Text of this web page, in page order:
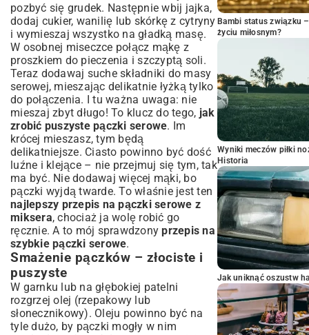
pozbyć się grudek. Następnie wbij jajka,
dodaj cukier, wanilię lub skórkę z cytryny
i wymieszaj wszystko na gładką masę.
W osobnej miseczce połącz mąkę z
proszkiem do pieczenia i szczyptą soli.
Teraz dodawaj suche składniki do masy
serowej, mieszając delikatnie łyżką tylko
do połączenia. I tu ważna uwaga: nie
mieszaj zbyt długo! To klucz do tego, jak
zrobić puszyste pączki serowe. Im
krócej mieszasz, tym będą
delikatniejsze. Ciasto powinno być dość
luźne i klejące – nie przejmuj się tym, tak
ma być. Nie dodawaj więcej mąki, bo
pączki wyjdą twarde. To właśnie jest ten
najlepszy przepis na pączki serowe z
miksera, chociaż ja wolę robić go
ręcznie. A to mój sprawdzonyprzepis na
szybkie pączki serowe.
Smażenie pączków – złociste i
puszyste
W garnku lub na głębokiej patelni
rozgrzej olej (rzepakowy lub
słonecznikowy). Oleju powinno być na
tyle dużo, by pączki mogły w nim
Bambi status związku
życiu miłosnym?
Wyniki meczów piłki
Historia
Jak uniknąć oszustw